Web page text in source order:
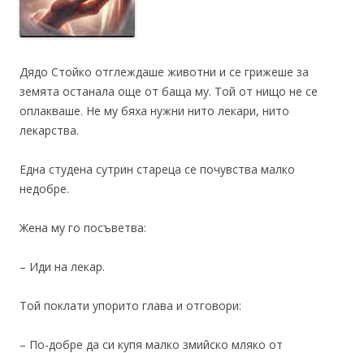
Дядо Стойко отглеждаше животни и се грижеше за
земята останала още от баща му. Той от нищо не се
оплакваше. Не му бяха нужни нито лекари, нито
лекарства.
Една студена сутрин стареца се почувства малко
недобре.
Жена му го посъветва:
– Иди на лекар.
Той поклати упорито глава и отговори:
– По-добре да си купя малко змийско мляко от